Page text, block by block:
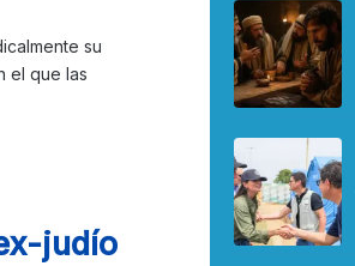
su
el que las
judío